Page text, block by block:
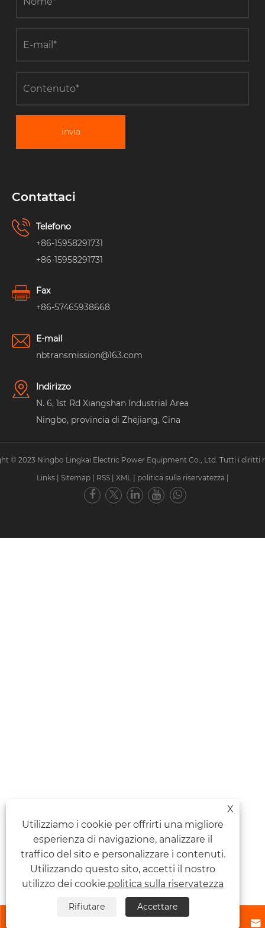
invia
Contattaci
Telefono
+86-15958291731
+86-15958291731
Fax
+86-57465938668
E-mail
nbtransmission@163.com
Indirizzo
N. 6, 1st Rd Xiangshan Industrial Area
Ningbo, provincia di Zhejiang, Cina
© 2023 Ningbo Lingkai Electric Power Equipment Co., Ltd. Tutti i diritti
Links
Sitemap RSS XML politica sulla riservatezza

X
Utilizziamo i cookie per offrirti una migliore
esperienza di navigazione, analizzare il
traffico del sito e personalizzare i contenuti.
Utilizzando questo sito, accetti il ​​nostro
utilizzo dei cookie.politica sulla riservatezza
Rifiutare Accettare